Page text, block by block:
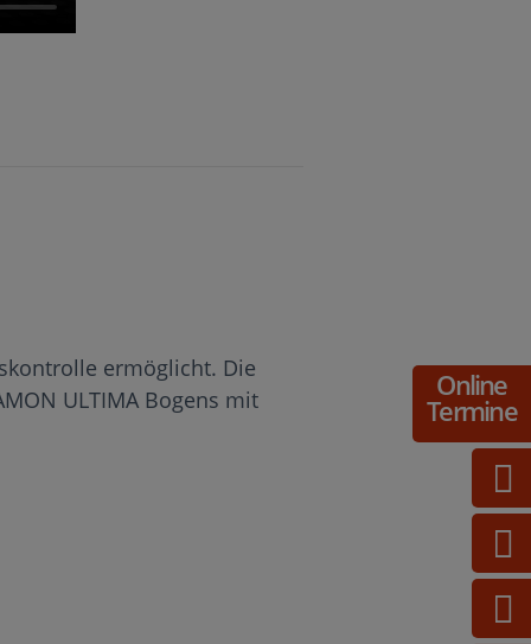
Online
Termine
ermöglicht. Die
ULTIMA Bogens mit